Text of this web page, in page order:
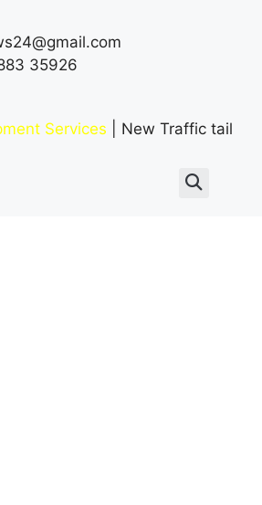
35926
Services | New Traffic tail